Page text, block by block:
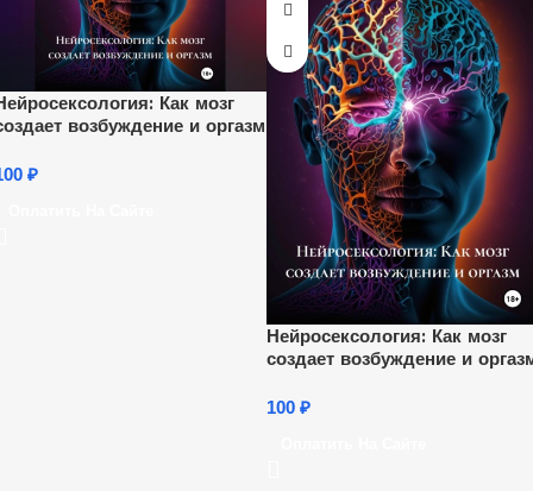
Как мозг
возбуждение и оргазм
₽
Нейросексология: Как мозг
создает возбуждение и
100 ₽